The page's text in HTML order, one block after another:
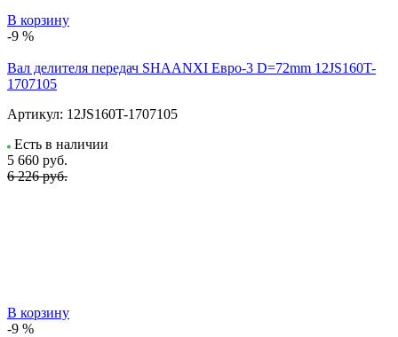
В корзину
-9 %
Вал делителя передач SHAANXI Евро-3 D=72mm 12JS160T-
1707105
Артикул: 12JS160T-1707105
Есть в наличии
5 660 руб.
6 226 руб.
В корзину
-9 %